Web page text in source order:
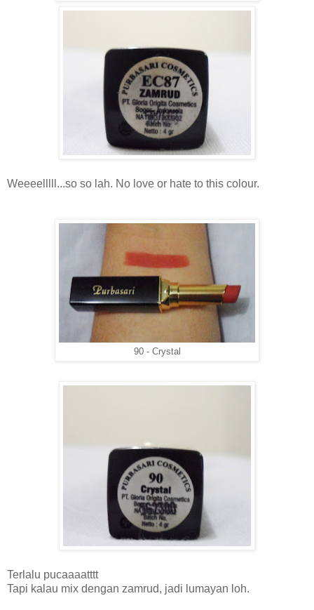
Weeeelllll...so so lah. No love or hate to this colour.
90 - Crystal
Terlalu pucaaaatttt
Tapi kalau mix dengan zamrud, jadi lumayan loh.